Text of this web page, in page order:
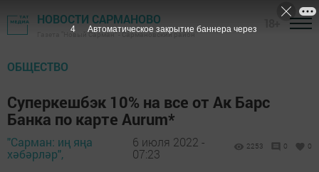
НОВОСТИ САРМАНОВО
Газета "Новый Сарман" - Сармановский район
ОБЩЕСТВО
Суперкешбэк 10% на все от Ак Барс
Банка по карте Aurum*
"Сарман: иң яңа
хәбәрләр",
6 июля 2022 -
07:23
2253 0 0
3 Автоматическое закрытие баннера через